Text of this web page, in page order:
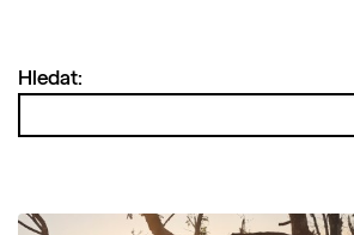
Hledat: